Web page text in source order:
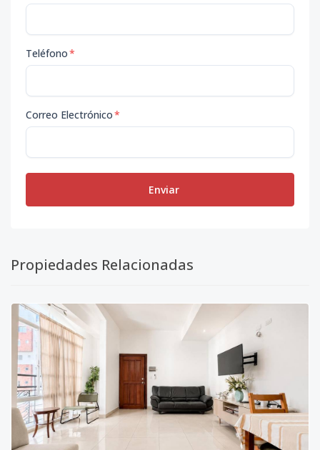
Teléfono*
Correo Electrónico*
Enviar
Propiedades Relacionadas